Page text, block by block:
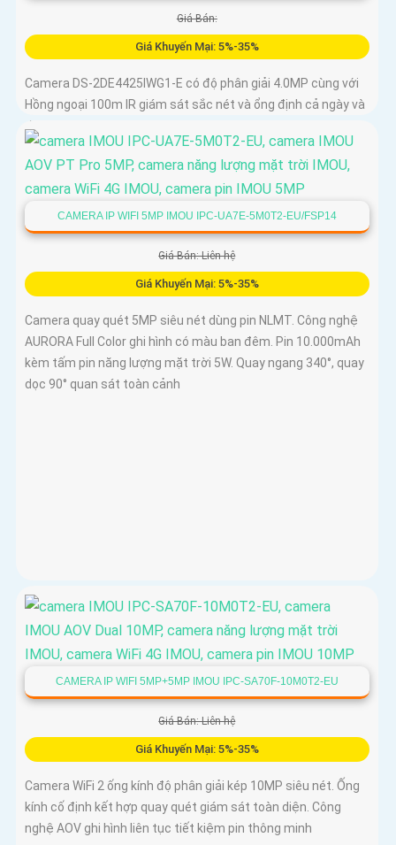
Giá Bán:
Giá Khuyến Mại: 5%-35%
Camera DS-2DE4425IWG1-E có độ phân giải 4.0MP cùng với
Hồng ngoại 100m IR giám sát sắc nét và ổng định cả ngày và
đêm
CAMERA IP WIFI 5MP IMOU IPC-UA7E-5M0T2-EU/FSP14
Giá Bán: Liên hệ
Giá Khuyến Mại: 5%-35%
Camera quay quét 5MP siêu nét dùng pin NLMT. Công nghệ
AURORA Full Color ghi hình có màu ban đêm. Pin 10.000mAh
kèm tấm pin năng lượng mặt trời 5W. Quay ngang 340°, quay
dọc 90° quan sát toàn cảnh
CAMERA IP WIFI 5MP+5MP IMOU IPC-SA70F-10M0T2-EU
Giá Bán: Liên hệ
Giá Khuyến Mại: 5%-35%
Camera WiFi 2 ống kính độ phân giải kép 10MP siêu nét. Ống
kính cố định kết hợp quay quét giám sát toàn diện. Công
nghệ AOV ghi hình liên tục tiết kiệm pin thông minh